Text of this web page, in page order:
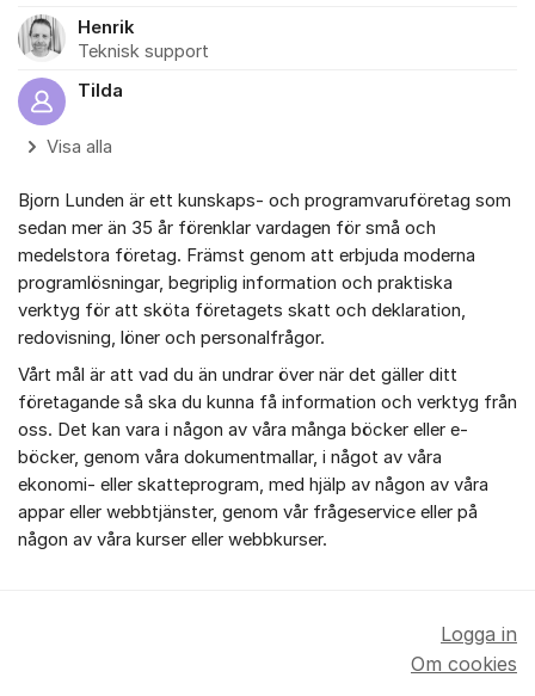
Henrik
Teknisk support
Tilda
Visa alla
Bjorn Lunden är ett kunskaps- och programvaruföretag som
sedan mer än 35 år förenklar vardagen för små och
medelstora företag. Främst genom att erbjuda moderna
programlösningar, begriplig information och praktiska
verktyg för att sköta företagets skatt och deklaration,
redovisning, löner och personalfrågor.
Vårt mål är att vad du än undrar över när det gäller ditt
företagande så ska du kunna få information och verktyg från
oss. Det kan vara i någon av våra många böcker eller e-
böcker, genom våra dokumentmallar, i något av våra
ekonomi- eller skatteprogram, med hjälp av någon av våra
appar eller webbtjänster, genom vår frågeservice eller på
någon av våra kurser eller webbkurser.
Logga in
Om cookies